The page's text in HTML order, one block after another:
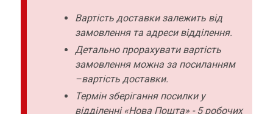
Вартість доставки залежить від
замовлення та адреси відділення.
Детально прорахувати вартість
замовлення можна за посиланням
–вартість доставки.
Термін зберігання посилки у
відділенні «Нова Пошта» - 5 робочих